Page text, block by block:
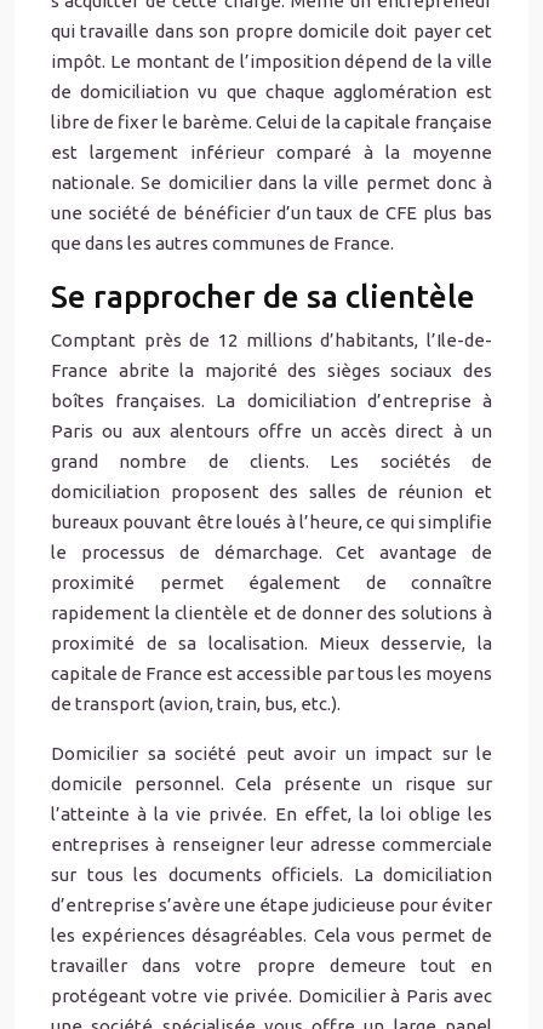
qui travaille dans son propre domicile doit payer cet
impôt. Le montant de l’imposition dépend de la ville
de domiciliation vu que chaque agglomération est
libre de fixer le barème. Celui de la capitale française
est largement inférieur comparé à la moyenne
nationale. Se domicilier dans la ville permet donc à
une société de bénéficier d’un taux de CFE plus bas
que dans les autres communes de France.
Se rapprocher de sa clientèle
Comptant près de 12 millions d’habitants, l’Ile-de-
France abrite la majorité des sièges sociaux des
boîtes françaises. La domiciliation d’entreprise à
Paris ou aux alentours offre un accès direct à un
grand nombre de clients. Les sociétés de
domiciliation proposent des salles de réunion et
bureaux pouvant être loués à l’heure, ce qui simplifie
le processus de démarchage. Cet avantage de
proximité permet également de connaître
rapidement la clientèle et de donner des solutions à
proximité de sa localisation. Mieux desservie, la
capitale de France est accessible par tous les moyens
de transport (avion, train, bus, etc.).
Domicilier sa société peut avoir un impact sur le
domicile personnel. Cela présente un risque sur
l’atteinte à la vie privée. En effet, la loi oblige les
entreprises à renseigner leur adresse commerciale
sur tous les documents officiels. La domiciliation
d’entreprise s’avère une étape judicieuse pour éviter
les expériences désagréables. Cela vous permet de
travailler dans votre propre demeure tout en
protégeant votre vie privée. Domicilier à Paris avec